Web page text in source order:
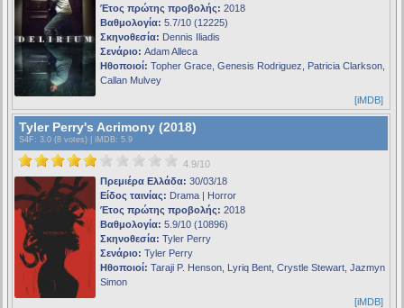
Έτος πρώτης προβολής: 2018
Βαθμολογία: 5.7/10 (12225)
Σκηνοθεσία: Dennis Iliadis
Σενάριο: Adam Alleca
Ηθοποιοί: Topher Grace, Genesis Rodriguez, Patricia Clarkson,
Callan Mulvey
[iMDB]
Tyler Perry's Acrimony (2018)
S4F : 3.0 (8 votes) | iMDB: 5.9
4.9/10
Πρεμιέρα Ελλάδα: 30/03/18
Είδος ταινίας: Drama | Horror
Έτος πρώτης προβολής: 2018
Βαθμολογία: 5.9/10 (10896)
Σκηνοθεσία: Tyler Perry
Σενάριο: Tyler Perry
Ηθοποιοί: Taraji P. Henson, Lyriq Bent, Crystle Stewart, Jazmyn
Simon
[iMDB]